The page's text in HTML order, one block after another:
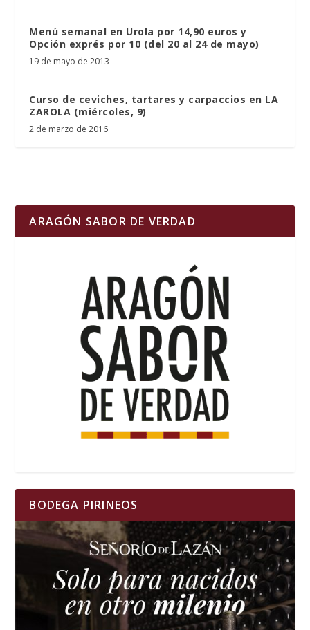
Menú semanal en Urola por 14,90 euros y
Opción exprés por 10 (del 20 al 24 de mayo)
19 de mayo de 2013
Curso de ceviches, tartares y carpaccios en LA
ZAROLA (miércoles, 9)
2 de marzo de 2016
ARAGÓN SABOR DE VERDAD
BODEGA PIRINEOS